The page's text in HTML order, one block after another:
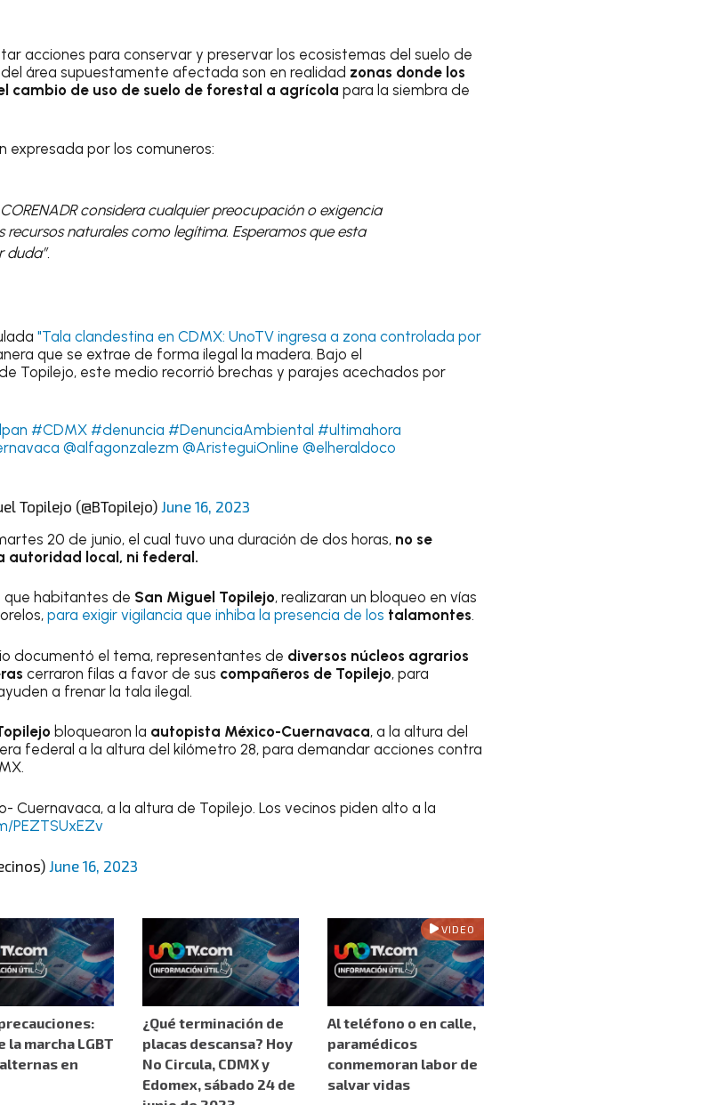
acciones para conservar y preservar los ecosistemas del suelo de
área supuestamente afectada son en realidad zonas donde los
cambio de uso de suelo de forestal a agrícola para la siembra de
expresada por los comuneros:
considera cualquier preocupación o exigencia
naturales como legítima. Esperamos que esta
duda”.
"Tala clandestina en CDMX: UnoTV ingresa a zona controlada por
que se extrae de forma ilegal la madera. Bajo el
Topilejo, este medio recorrió brechas y parajes acechados por
#CDMX #denuncia #DenunciaAmbiental #ultimahora
@alfagonzalezm @AristeguiOnline @elheraldoco
Topilejo (@BTopilejo) June 16, 2023
20 de junio, el cual tuvo una duración de dos horas, no se
autoridad local, ni federal.
que habitantes de San Miguel Topilejo, realizaran un bloqueo en vías
para exigir vigilancia que inhiba la presencia de los talamontes.
documentó el tema, representantes de diversos núcleos agrarios
cerraron filas a favor de sus compañeros de Topilejo, para
a frenar la tala ilegal.
bloquearon la autopista México-Cuernavaca, a la altura del
federal a la altura del kilómetro 28, para demandar acciones contra
Cuernavaca, a la altura de Topilejo. Los vecinos piden alto a la
PEZTSUxEZv
June 16, 2023
la marcha LGBT
en
¿Qué terminación de
placas descansa? Hoy
No Circula, CDMX y
Edomex, sábado 24 de
VIDEO
Al teléfono o en calle,
paramédicos
conmemoran labor de
salvar vidas